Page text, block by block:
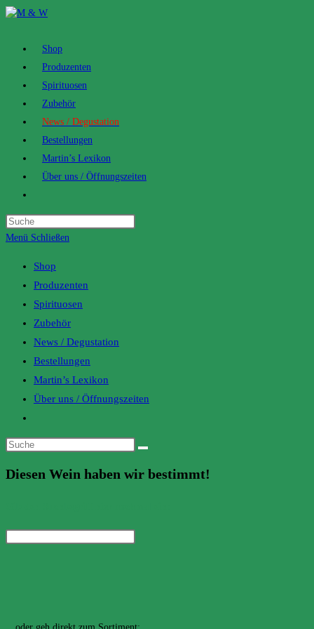
Zum
Shop
Produzenten
Spirituosen
Zubehör
News / Degustation
Bestellungen
Martin’s Lexikon
Über uns / Öffnungszeiten
website
search
Menü Schließen
Shop
Produzenten
Spirituosen
Zubehör
News / Degustation
Bestellungen
Martin’s Lexikon
Über uns / Öffnungszeiten
website
search
Diesen Wein haben wir bestimmt!